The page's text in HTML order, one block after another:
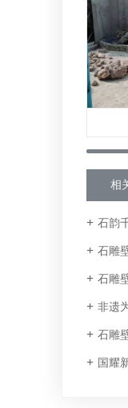
相
石韵千
石雕
石雕
非遗为
石雕
国耀